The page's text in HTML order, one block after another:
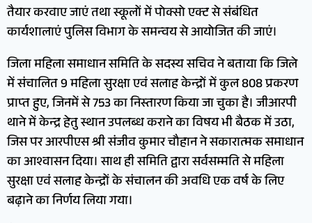
तैयार करवाए जाएं तथा स्कूलों में पोक्सो एक्ट से संबंधित
कार्यशालाएं पुलिस विभाग के समन्वय से आयोजित की जाएं।
जिला महिला समाधान समिति के सदस्य सचिव ने बताया कि जिले
में संचालित 9 महिला सुरक्षा एवं सलाह केन्द्रों में कुल 808 प्रकरण
प्राप्त हुए, जिनमें से 753 का निस्तारण किया जा चुका है। जीआरपी
थाने में केन्द्र हेतु स्थान उपलब्ध कराने का विषय भी बैठक में उठा,
जिस पर आरपीएस श्री संजीव कुमार चौहान ने सकारात्मक समाधान
का आश्वासन दिया। साथ ही समिति द्वारा सर्वसम्मति से महिला
सुरक्षा एवं सलाह केन्द्रों के संचालन की अवधि एक वर्ष के लिए
बढ़ाने का निर्णय लिया गया।